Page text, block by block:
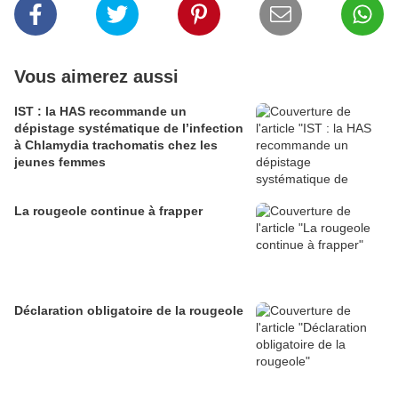
Vous aimerez aussi
IST : la HAS recommande un
dépistage systématique de l’infection
à Chlamydia trachomatis chez les
jeunes femmes
La rougeole continue à frapper
Déclaration obligatoire de la rougeole